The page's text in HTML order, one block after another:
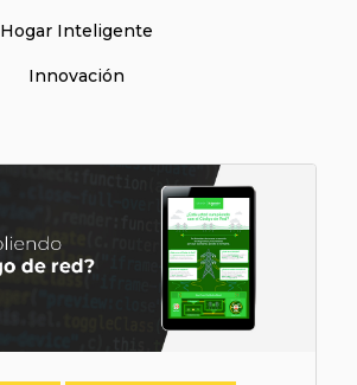
Hogar Inteligente
Innovación